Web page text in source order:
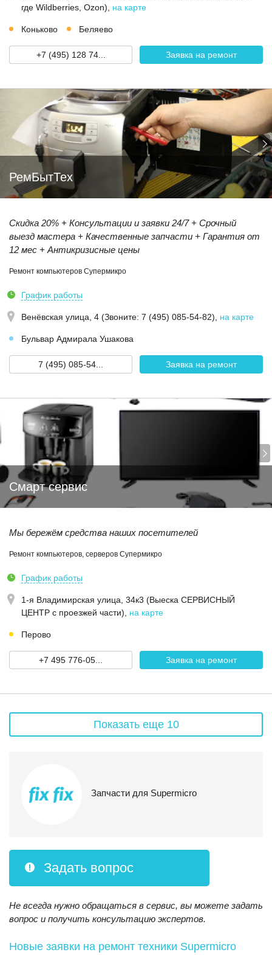
где Wildberries, Ozon)
на карте
Коньково Беляево
+7 (495) 128 74... Заявка на ремонт
РемБытТех
Скидка 20% + Консультации и заявки 24/7 + Срочный
выезд мастера + Качественные запчасти + Гарантия от
12 мес + Антикризисные цены
Ремонт компьютеров Супермикро
График работы
Венёвская улица, 4 (Звoнитe: 7 (495) 085-54-82) на карте
Бульвар Адмирала Ушакова
7 (495) 085-54... Заявка на ремонт
Смарт сервис
Мы бережём средства наших посетителей
Ремонт компьютеров, серверов Супермикро
График работы
1-я Владимирская улица, 34к3 (Выеска СЕРВИСНЫЙ
ЦЕНТР с проезжей части)
на карте
Перово
+7 495 776-05... Заявка на ремонт
Показать еще 10
Запчасти для Supermicro
Задать вопрос
Не всегда нужно обращаться в сервис, вы можете задать
вопрос и получить консультацию экспертов.
Новые заявки на ремонт техники Supermicro